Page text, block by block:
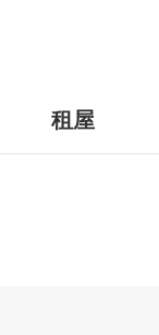
租屋